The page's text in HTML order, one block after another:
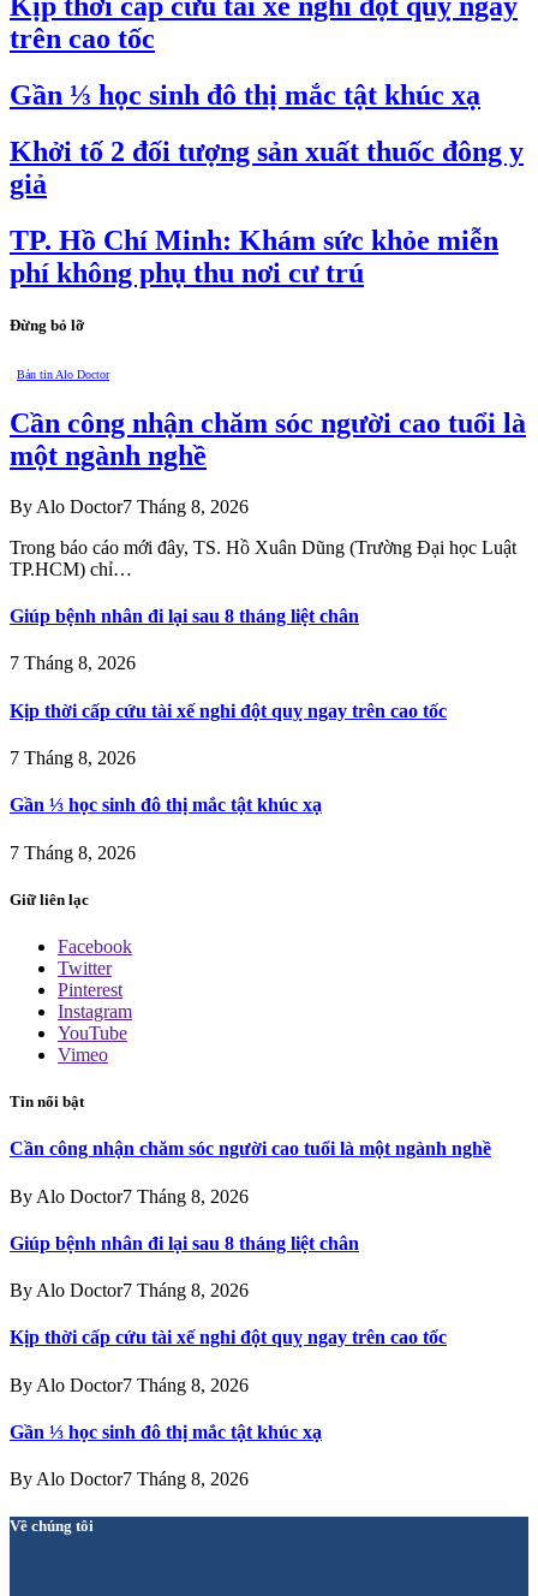
trên cao tốc
Gần ⅓ học sinh đô thị mắc tật khúc xạ
Khởi tố 2 đối tượng sản xuất thuốc đông y
giả
TP. Hồ Chí Minh: Khám sức khỏe miễn
phí không phụ thu nơi cư trú
Đừng bỏ lỡ
Bản tin Alo Doctor
Cần công nhận chăm sóc người cao tuổi là
một ngành nghề
By Alo Doctor7 Tháng 8, 2026
Trong báo cáo mới đây, TS. Hồ Xuân Dũng (Trường Đại học Luật
TP.HCM) chỉ…
Giúp bệnh nhân đi lại sau 8 tháng liệt chân
7 Tháng 8, 2026
Kịp thời cấp cứu tài xế nghi đột quỵ ngay trên cao tốc
7 Tháng 8, 2026
Gần ⅓ học sinh đô thị mắc tật khúc xạ
7 Tháng 8, 2026
Giữ liên lạc
Facebook
Twitter
Pinterest
Instagram
YouTube
Vimeo
Tin nổi bật
Cần công nhận chăm sóc người cao tuổi là một ngành nghề
By Alo Doctor7 Tháng 8, 2026
Giúp bệnh nhân đi lại sau 8 tháng liệt chân
By Alo Doctor7 Tháng 8, 2026
Kịp thời cấp cứu tài xế nghi đột quỵ ngay trên cao tốc
By Alo Doctor7 Tháng 8, 2026
Gần ⅓ học sinh đô thị mắc tật khúc xạ
By Alo Doctor7 Tháng 8, 2026
Về chúng tôi